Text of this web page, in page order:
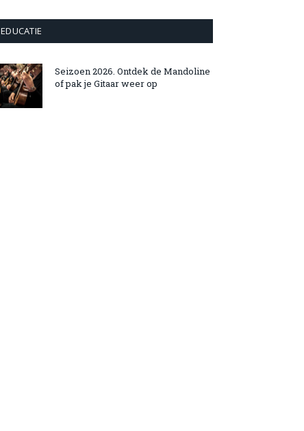
EDUCATIE
Seizoen 2026. Ontdek de Mandoline
of pak je Gitaar weer op